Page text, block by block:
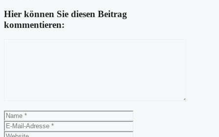
Hier können Sie diesen Beitrag
kommentieren:
Name
Mail-
Adresse